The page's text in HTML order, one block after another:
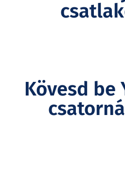
Kövesd be